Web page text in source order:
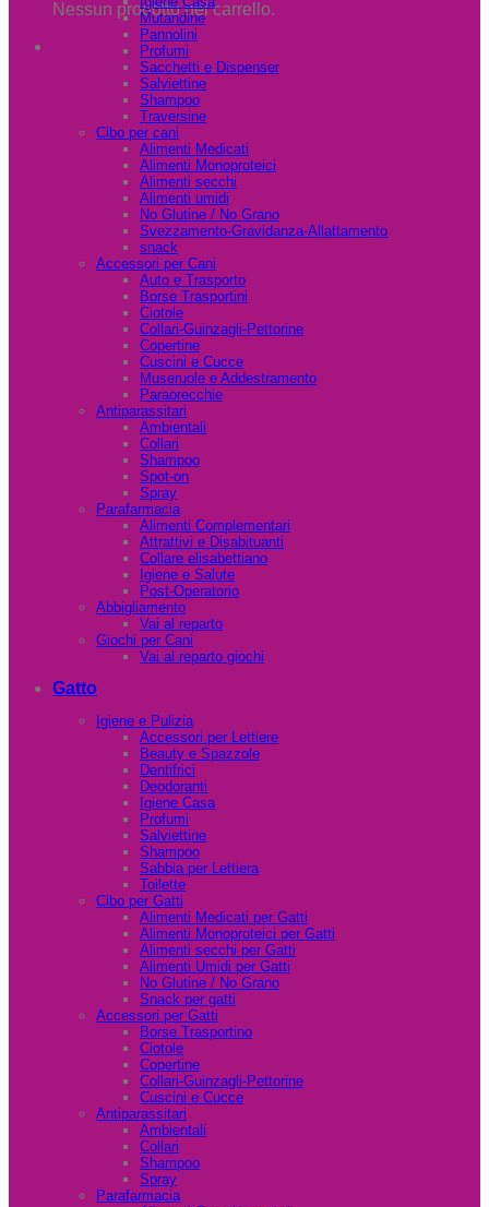
Nessun prodotto nel carrello.
Mutandine
Pannolini
Profumi
Sacchetti e Dispenser
Salviettine
Shampoo
Traversine
Cibo per cani
Alimenti Medicati
Alimenti Monoproteici
Alimenti secchi
Alimenti umidi
No Glutine / No Grano
Svezzamento-Gravidanza-Allattamento
snack
Accessori per Cani
Auto e Trasporto
Borse Trasportini
Ciotole
Collari-Guinzagli-Pettorine
Copertine
Cuscini e Cucce
Museruole e Addestramento
Paraorecchie
Antiparassitari
Ambientali
Collari
Shampoo
Spot-on
Spray
Parafarmacia
Alimenti Complementari
Attrattivi e Disabituanti
Collare elisabettiano
Igiene e Salute
Post-Operatorio
Abbigliamento
Vai al reparto
Giochi per Cani
Vai al reparto giochi
Gatto
Igiene e Pulizia
Accessori per Lettiere
Beauty e Spazzole
Dentifrici
Deodoranti
Igiene Casa
Profumi
Salviettine
Shampoo
Sabbia per Lettiera
Toilette
Cibo per Gatti
Alimenti Medicati per Gatti
Alimenti Monoproteici per Gatti
Alimenti secchi per Gatti
Alimenti Umidi per Gatti
No Glutine / No Grano
Snack per gatti
Accessori per Gatti
Borse Trasportino
Ciotole
Copertine
Collari-Guinzagli-Pettorine
Cuscini e Cucce
Antiparassitari
Ambientali
Collari
Shampoo
Spray
Parafarmacia